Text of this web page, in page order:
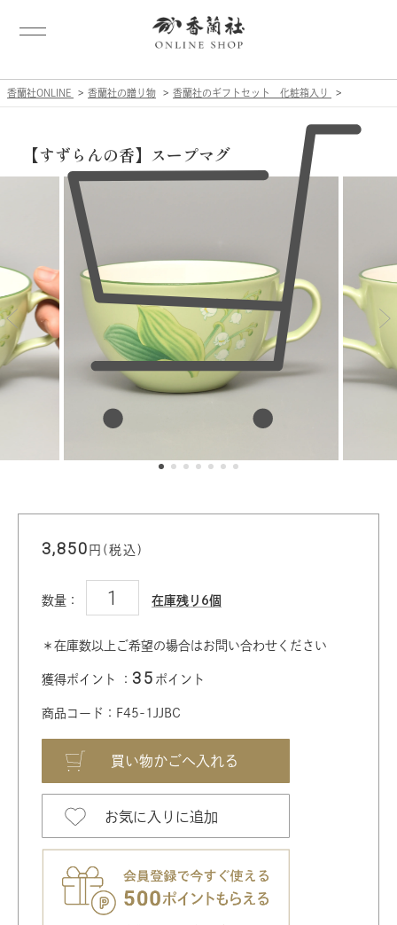
香蘭社ONLINE 香蘭社の贈り物 香蘭社のギフトセット 化粧箱入り
【すずらんの香】スープマグ
3,850 円(税込)
数量： 在庫残り6個
＊在庫数以上ご希望の場合はお問い合わせください
獲得ポイント ： 35 ポイント
商品コード：F45-1JJBC
お気に入りに追加